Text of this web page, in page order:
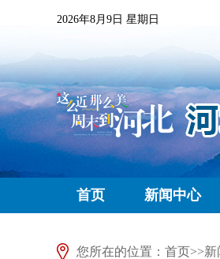
2026年8月9日 星期日
首页 新闻中心
您所在的位置： 首页>>新